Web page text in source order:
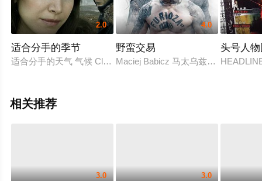
2.0
适合分手的季节
适合分手的天气 气候 Climates Seasons Les climats
4.0
野蛮交易
Maciej Babicz 马太乌兹·巴纳斯乌克
头号人
相关推荐
3.0 3.0